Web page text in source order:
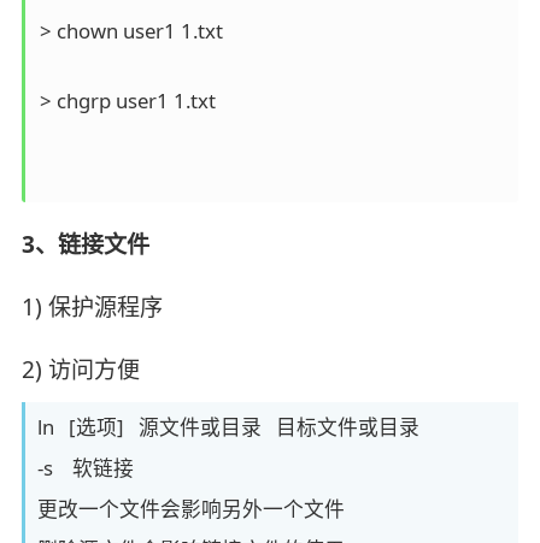
> chown user1 1.txt
> chgrp user1 1.txt
3、链接文件
1) 保护源程序
2) 访问方便
ln [选项] 源文件或目录 目标文件或目录
-s 软链接
更改一个文件会影响另外一个文件